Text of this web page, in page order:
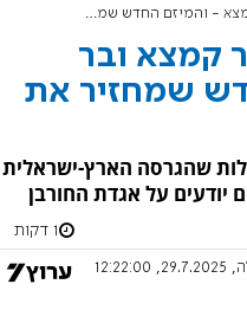
החדש שמחזיר את האגדה לחיים
קמצא ובר
שמחזיר את
שהגרסה הארץ-ישראלית
על אגדת החורבן
1 דקות